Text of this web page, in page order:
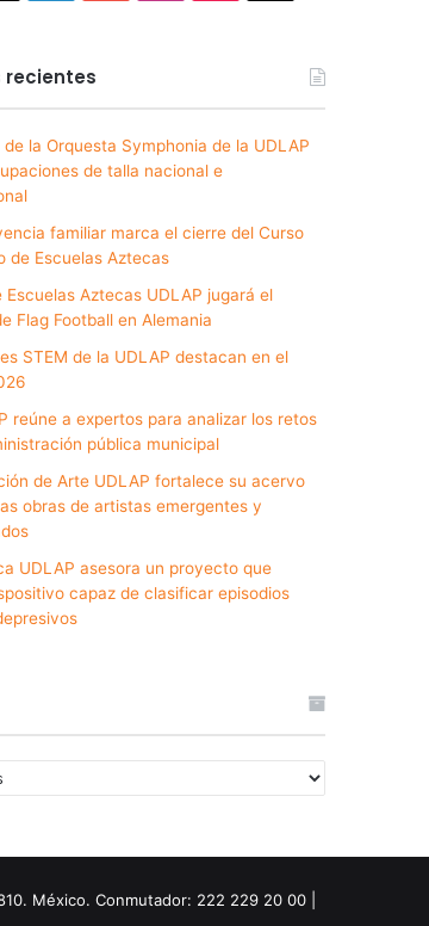
recientes
la Orquesta Symphonia de la UDLAP
de talla nacional e
familiar marca el cierre del Curso
de Escuelas Aztecas
Escuelas Aztecas UDLAP jugará el
Flag Football en Alemania
STEM de la UDLAP destacan en el
reúne a expertos para analizar los retos
pública municipal
de Arte UDLAP fortalece su acervo
obras de artistas emergentes y
UDLAP asesora un proyecto que
capaz de clasificar episodios
México. Conmutador: 222 229 20 00 |